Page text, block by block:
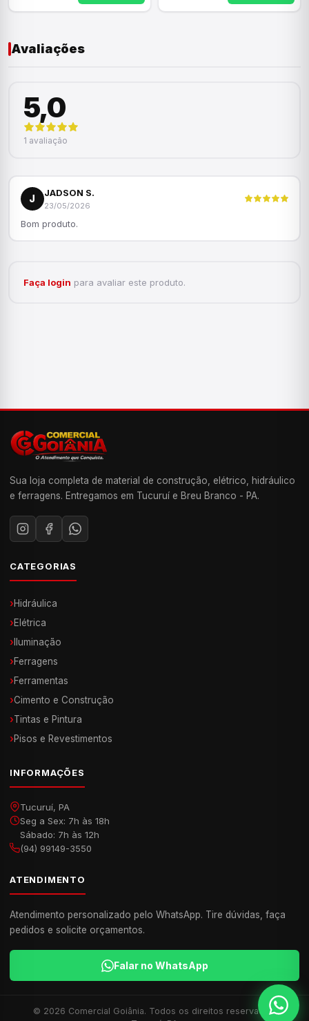
Avaliações
5,0
1 avaliação
J
JADSON S.
23/05/2026
Bom produto.
Faça login para avaliar este produto.
Sua loja completa de material de construção, elétrico, hidráulico
e ferragens. Entregamos em Tucuruí e Breu Branco - PA.
CATEGORIAS
›Hidráulica
›Elétrica
› Iluminação
›Ferragens
›Ferramentas
›Cimento e Construção
›Tintas e Pintura
›Pisos e Revestimentos
INFORMAÇÕES
Tucuruí, PA
Seg a Sex: 7h às 18h
Sábado: 7h às 12h
(94) 99149-3550
ATENDIMENTO
Atendimento personalizado pelo WhatsApp. Tire dúvidas, faça
pedidos e solicite orçamentos.
Falar no WhatsApp
© 2026 Comercial Goiânia. Todos os direitos reservados.